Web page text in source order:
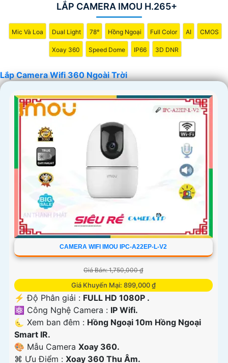
LẮP CAMERA IMOU H.265+
Mic Và Loa Dual Light 78° Hồng Ngoại Full Color AI CMOS
Xoay 360 Speed Dome IP66 3D DNR
Lắp Camera Wifi 360 Ngoài Trời
CAMERA WIFI IMOU IPC-A22EP-L-V2
Giá Bán: 1,750,000 ₫
Giá Khuyến Mại: 899,000 ₫
️⚡ Độ Phân giải : FULL HD 1080P .
⚛️ Công Nghệ Camera : IP Wifi.
🌜 Xem ban đêm : Hồng Ngoại 10m Hồng Ngoại
Smart IR.
🎨 Mẫu Camera Xoay 360.
️⌘ Ưu Điểm : Xoay 360 Thu Âm.